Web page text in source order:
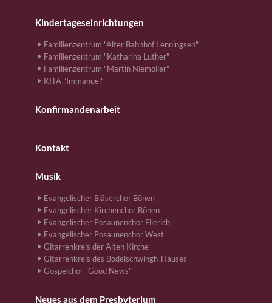
Kindertageseinrichtungen
Familienzentrum "Alter Bahnhof Lenningsen"
Familienzentrum "Katharina Luther"
Familienzentrum "Martin Niemöller"
KITA "Immanuel"
Konfirmandenarbeit
Kontakt
Musik
Evangelischer Bläserchor Bönen
Evangelischer Kirchenchor Bönen
Evangelischer Posaunenchor Flierich
Evangelischer Posaunenchor West
Gitarrenkreis der Alten Kirche
Gitarrenkreis des Bodelschwingh-Hauses
Gospelchor "Good News"
Neues aus dem Presbyterium